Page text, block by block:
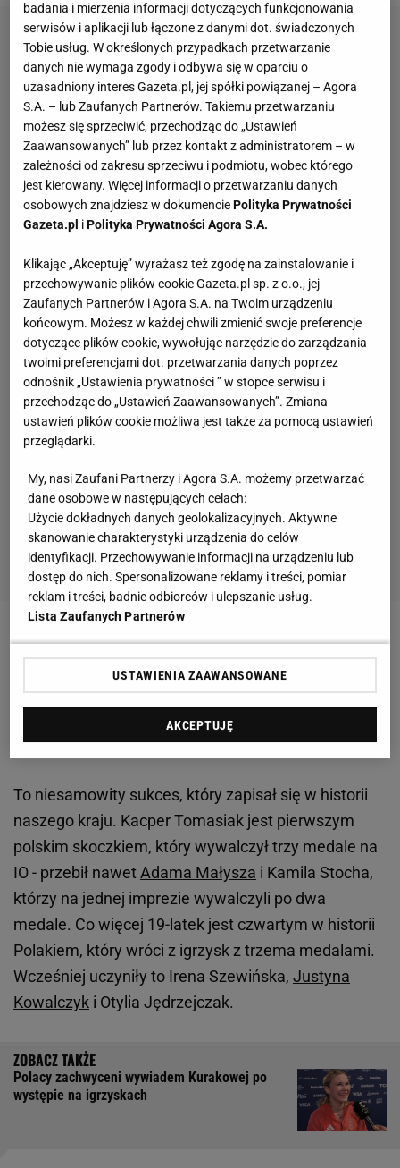
Zobacz wideoKacper Tomasiak, jakiego nie znacie.
7 faktów o multimedaliście olimpijskim
Tomasz Fornal jest obłędny. Oto co polecił
Tomasiakowi
To niesamowity sukces, który zapisał się w historii
naszego kraju. Kacper Tomasiak jest pierwszym
polskim skoczkiem, który wywalczył trzy medale na
IO - przebił nawet Adama Małysza i Kamila Stocha,
którzy na jednej imprezie wywalczyli po dwa
medale. Co więcej 19-latek jest czwartym w historii
Polakiem, który wróci z igrzysk z trzema medalami.
Wcześniej uczyniły to Irena Szewińska, Justyna
Kowalczyk i Otylia Jędrzejczak.
Polacy zachwyceni wywiadem Kurakowej po
występie na igrzyskach
badania i mierzenia informacji dotyczących funkcjonowania
serwisów i aplikacji lub łączone z danymi dot. świadczonych
Tobie usług. W określonych przypadkach przetwarzanie
danych nie wymaga zgody i odbywa się w oparciu o
uzasadniony interes Gazeta.pl, jej spółki powiązanej – Agora
S.A. – lub Zaufanych Partnerów. Takiemu przetwarzaniu
możesz się sprzeciwić, przechodząc do „Ustawień
Zaawansowanych” lub przez kontakt z administratorem – w
zależności od zakresu sprzeciwu i podmiotu, wobec którego
jest kierowany. Więcej informacji o przetwarzaniu danych
osobowych znajdziesz w dokumenciePolityka Prywatności
Gazeta.pl iPolityka Prywatności Agora S.A.
Klikając „Akceptuję” wyrażasz też zgodę na zainstalowanie i
przechowywanie plików cookie Gazeta.pl sp. z o.o., jej
Zaufanych Partnerów i Agora S.A. na Twoim urządzeniu
końcowym. Możesz w każdej chwili zmienić swoje preferencje
dotyczące plików cookie, wywołując narzędzie do zarządzania
twoimi preferencjami dot. przetwarzania danych poprzez
odnośnik „Ustawienia prywatności ” w stopce serwisu i
przechodząc do „Ustawień Zaawansowanych”. Zmiana
ustawień plików cookie możliwa jest także za pomocą ustawień
przeglądarki.
My, nasi Zaufani Partnerzy i Agora S.A. możemy przetwarzać
dane osobowe w następujących celach:
Użycie dokładnych danych geolokalizacyjnych. Aktywne
skanowanie charakterystyki urządzenia do celów
identyfikacji. Przechowywanie informacji na urządzeniu lub
dostęp do nich. Spersonalizowane reklamy i treści, pomiar
reklam i treści, badnie odbiorców i ulepszanie usług.
Lista Zaufanych Partnerów
USTAWIENIA ZAAWANSOWANE
AKCEPTUJĘ